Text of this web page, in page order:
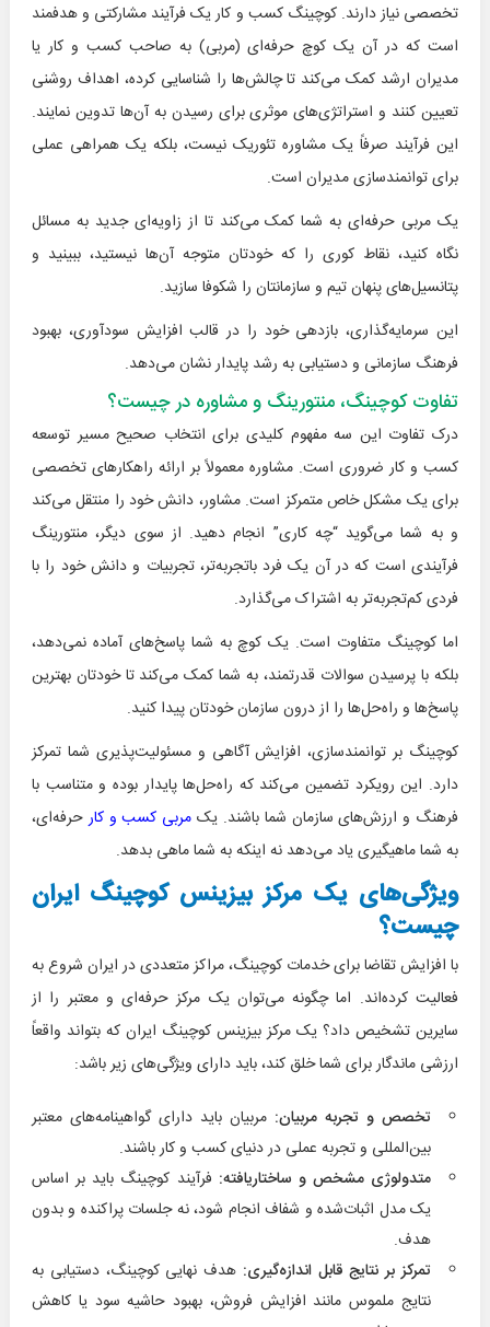
تخصصی نیاز دارند. کوچینگ کسب و کار یک فرآیند مشارکتی و هدفمند
است که در آن یک کوچ حرفه‌ای (مربی) به صاحب کسب و کار یا
مدیران ارشد کمک می‌کند تا چالش‌ها را شناسایی کرده، اهداف روشنی
تعیین کنند و استراتژی‌های موثری برای رسیدن به آن‌ها تدوین نمایند.
این فرآیند صرفاً یک مشاوره تئوریک نیست، بلکه یک همراهی عملی
برای توانمندسازی مدیران است.
یک مربی حرفه‌ای به شما کمک می‌کند تا از زاویه‌ای جدید به مسائل
نگاه کنید، نقاط کوری را که خودتان متوجه آن‌ها نیستید، ببینید و
پتانسیل‌های پنهان تیم و سازمانتان را شکوفا سازید.
این سرمایه‌گذاری، بازدهی خود را در قالب افزایش سودآوری، بهبود
فرهنگ سازمانی و دستیابی به رشد پایدار نشان می‌دهد.
تفاوت کوچینگ، منتورینگ و مشاوره در چیست؟
درک تفاوت این سه مفهوم کلیدی برای انتخاب صحیح مسیر توسعه
کسب و کار ضروری است. مشاوره معمولاً بر ارائه راهکارهای تخصصی
برای یک مشکل خاص متمرکز است. مشاور، دانش خود را منتقل می‌کند
و به شما می‌گوید “چه کاری” انجام دهید. از سوی دیگر، منتورینگ
فرآیندی است که در آن یک فرد باتجربه‌تر، تجربیات و دانش خود را با
فردی کم‌تجربه‌تر به اشتراک می‌گذارد.
اما کوچینگ متفاوت است. یک کوچ به شما پاسخ‌های آماده نمی‌دهد،
بلکه با پرسیدن سوالات قدرتمند، به شما کمک می‌کند تا خودتان بهترین
پاسخ‌ها و راه‌حل‌ها را از درون سازمان خودتان پیدا کنید.
کوچینگ بر توانمندسازی، افزایش آگاهی و مسئولیت‌پذیری شما تمرکز
دارد. این رویکرد تضمین می‌کند که راه‌حل‌ها پایدار بوده و متناسب با
فرهنگ و ارزش‌های سازمان شما باشند. یک مربی کسب و کارحرفه‌ای،
به شما ماهیگیری یاد می‌دهد نه اینکه به شما ماهی بدهد.
ویژگی‌های یک مرکز بیزینس کوچینگ ایران
چیست؟
با افزایش تقاضا برای خدمات کوچینگ، مراکز متعددی در ایران شروع به
فعالیت کرده‌اند. اما چگونه می‌توان یک مرکز حرفه‌ای و معتبر را از
سایرین تشخیص داد؟ یک مرکز بیزینس کوچینگ ایران که بتواند واقعاً
ارزشی ماندگار برای شما خلق کند، باید دارای ویژگی‌های زیر باشد:
تخصص و تجربه مربیان: مربیان باید دارای گواهینامه‌های معتبر
بین‌المللی و تجربه عملی در دنیای کسب و کار باشند.
متدولوژی مشخص و ساختاریافته: فرآیند کوچینگ باید بر اساس
یک مدل اثبات‌شده و شفاف انجام شود، نه جلسات پراکنده و بدون
هدف.
تمرکز بر نتایج قابل اندازه‌گیری: هدف نهایی کوچینگ، دستیابی به
نتایج ملموس مانند افزایش فروش، بهبود حاشیه سود یا کاهش